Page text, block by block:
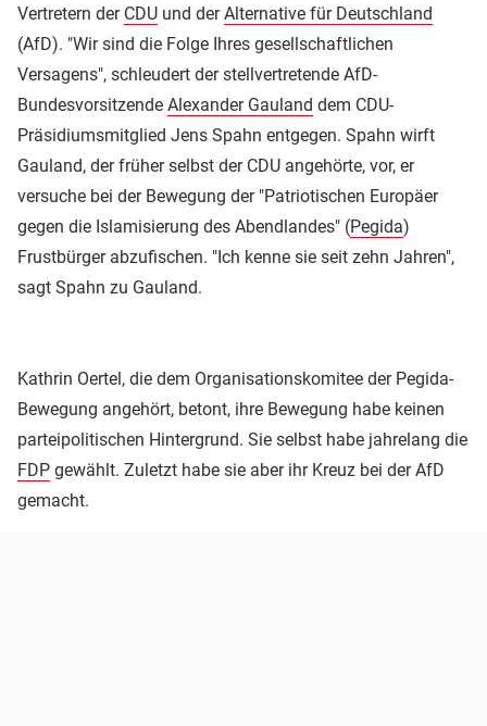
Vertretern der CDU und derAlternative für Deutschland
(AfD). "Wir sind die Folge Ihres gesellschaftlichen
Versagens", schleudert der stellvertretende AfD-
Bundesvorsitzende Alexander Gauland dem CDU-
Präsidiumsmitglied Jens Spahn entgegen. Spahn wirft
Gauland, der früher selbst der CDU angehörte, vor, er
versuche bei der Bewegung der "Patriotischen Europäer
gegen die Islamisierung des Abendlandes" (Pegida)
Frustbürger abzufischen. "Ich kenne sie seit zehn Jahren",
sagt Spahn zu Gauland.
Kathrin Oertel, die dem Organisationskomitee der Pegida-
Bewegung angehört, betont, ihre Bewegung habe keinen
parteipolitischen Hintergrund. Sie selbst habe jahrelang die
FDP gewählt. Zuletzt habe sie aber ihr Kreuz bei der AfD
gemacht.